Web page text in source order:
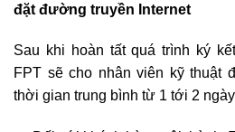
đặt đường truyền Internet
Sau khi hoàn tất quá trình ký
FPT sẽ cho nhân viên kỹ thuật
thời gian trung bình từ 1 tới 2